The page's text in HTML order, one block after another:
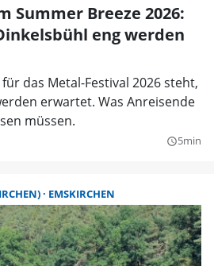
Summer Breeze 2026:
eng werden
das Metal-Festival 2026 steht,
erwartet. Was Anreisende
müssen.
query_builder5min
EMSKIRCHEN